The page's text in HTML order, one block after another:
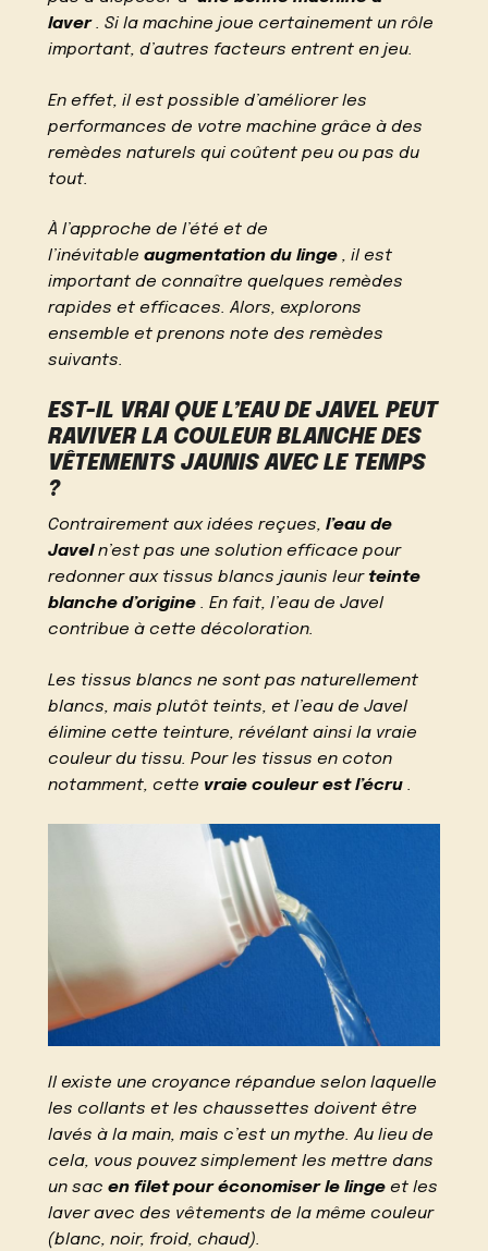
laver. Si la machine joue certainement un rôle
important, d’autres facteurs entrent en jeu.
En effet, il est possible d’améliorer les
performances de votre machine grâce à des
remèdes naturels qui coûtent peu ou pas du
tout.
À l’approche de l’été et de
l’inévitableaugmentation du linge , il est
important de connaître quelques remèdes
rapides et efficaces. Alors, explorons
ensemble et prenons note des remèdes
suivants.
EST-IL VRAI QUE L’EAU DE JAVEL PEUT
RAVIVER LA COULEUR BLANCHE DES
VÊTEMENTS JAUNIS AVEC LE TEMPS
?
Contrairement aux idées reçues,l’eau de
Javeln’est pas une solution efficace pour
redonner aux tissus blancs jaunis leurteinte
blanche d’origine . En fait, l’eau de Javel
contribue à cette décoloration.
Les tissus blancs ne sont pas naturellement
blancs, mais plutôt teints, et l’eau de Javel
élimine cette teinture, révélant ainsi la vraie
couleur du tissu. Pour les tissus en coton
notamment, cette vraie couleur est l’écru .
Il existe une croyance répandue selon laquelle
les collants et les chaussettes doivent être
lavés à la main, mais c’est un mythe. Au lieu de
cela, vous pouvez simplement les mettre dans
un sacen filet pour économiser le linge et les
laver avec des vêtements de la même couleur
(blanc, noir, froid, chaud).